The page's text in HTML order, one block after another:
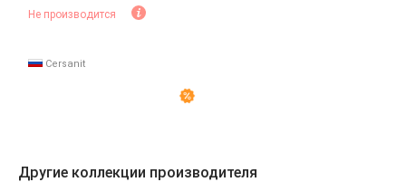
Не производится
Cersanit
Другие коллекции производителя